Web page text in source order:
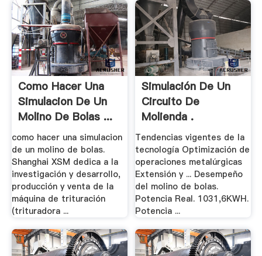
Como Hacer Una
Simulacion De Un
Molino De Bolas ...
como hacer una simulacion
de un molino de bolas.
Shanghai XSM dedica a la
investigación y desarrollo,
producción y venta de la
máquina de trituración
(trituradora ...
Simulación De Un
Circuito De
Molienda .
Tendencias vigentes de la
tecnología Optimización de
operaciones metalúrgicas
Extensión y ... Desempeño
del molino de bolas.
Potencia Real. 1031,6KWH.
Potencia ...